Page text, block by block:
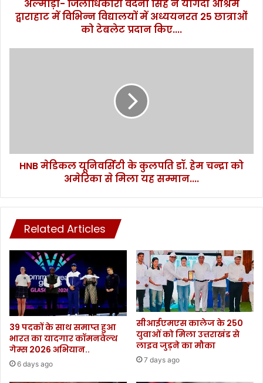
विभिन्न
विद्यालयों
25
अल्मोड़ा- जिलाधिकारी वंदना सिंह ने योगदा आश्रम
द्वाराहाट में विभिन्न विद्यालयों में अध्ययनरत 25 छात्राओं
को टेबलेट प्रदान किए....
को
अमेरिका
यह
HNB मेडिकल यूनिवर्सिटी के कुलपति डॉ. हेम चन्द्रा को
अमेरिका से मिला यह सम्मान....
Related Articles
39 पदकों के साथ समाप्त हुआ
भारत का यादगार कॉमनवेल्थ
गेम्स 2026 अभियान..
6 days ago
सीआईएमएस कालेज के 250
युवाओं को मिला उत्तराखंड से
लाइव जुड़ने का मौका
7 days ago